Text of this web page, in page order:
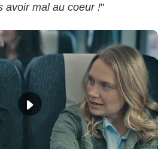
avoir mal au coeur !"